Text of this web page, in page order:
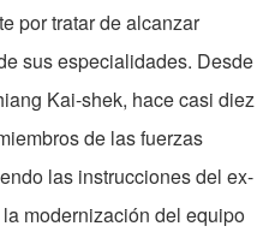
por tratar de alcanzar
sus especialidades. Desde
Kai-shek, hace casi diez
de las fuerzas
las instrucciones del ex-
modernización del equipo